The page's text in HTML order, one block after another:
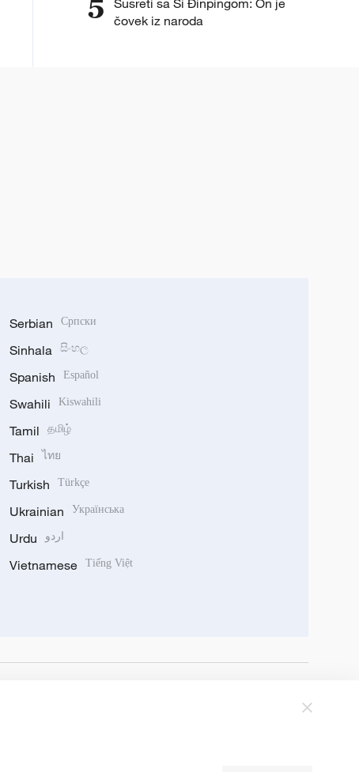
5
Susreti sa Si Đinpingom: On je
čovek iz naroda
Serbian Српски
Sinhala සිංහල
Spanish Español
Swahili Kiswahili
Tamil தமிழ்
Thai ไทย
Turkish Türkçe
Ukrainian Українська
Urdu اردو
Vietnamese Tiếng Việt